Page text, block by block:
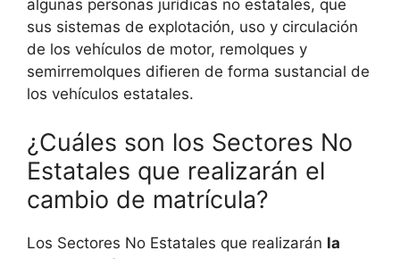
algunas personas jurídicas no estatales, que
sus sistemas de explotación, uso y circulación
de los vehículos de motor, remolques y
semirremolques difieren de forma sustancial de
los vehículos estatales.
¿Cuáles son los Sectores No
Estatales que realizarán el
cambio de matrícula?
Los Sectores No Estatales que realizarán la